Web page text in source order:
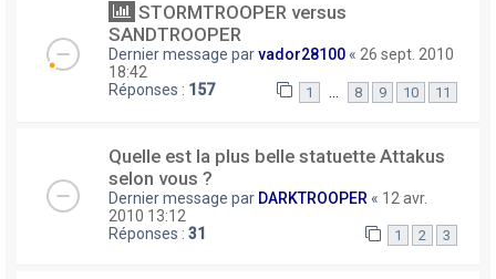
STORMTROOPER versus
SANDTROOPER
Dernier message parvador28100 « 26 sept. 2010
18:42
Réponses : 157 1 8 9 10 11
Quelle est la plus belle statuette Attakus
selon vous ?
Dernier message par DARKTROOPER « 12 avr.
2010 13:12
Réponses : 31 1 2 3